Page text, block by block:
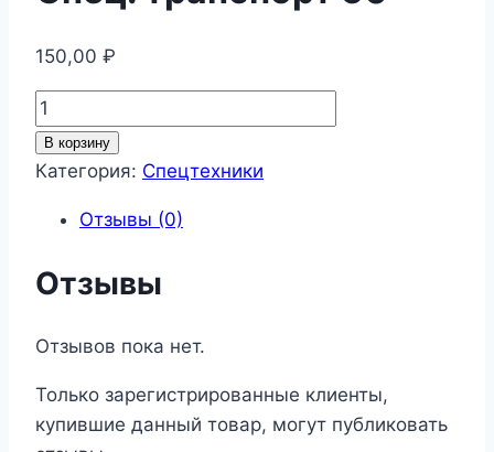
150,00 ₽
Количество
товара
Спец.
В корзину
Категория: Спецтехники
Отзывы (0)
Отзывы
Отзывов пока нет.
Только зарегистрированные клиенты,
купившие данный товар, могут публиковать